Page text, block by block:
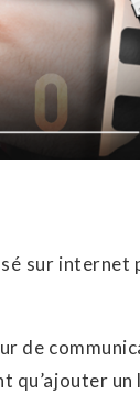
sur
de
qu’ajouter